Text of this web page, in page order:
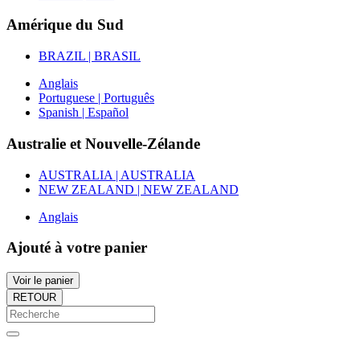
Amérique du Sud
BRAZIL | BRASIL
Anglais
Portuguese | Português
Spanish | Español
Australie et Nouvelle-Zélande
AUSTRALIA | AUSTRALIA
NEW ZEALAND | NEW ZEALAND
Anglais
Ajouté à votre panier
Voir le panier
RETOUR